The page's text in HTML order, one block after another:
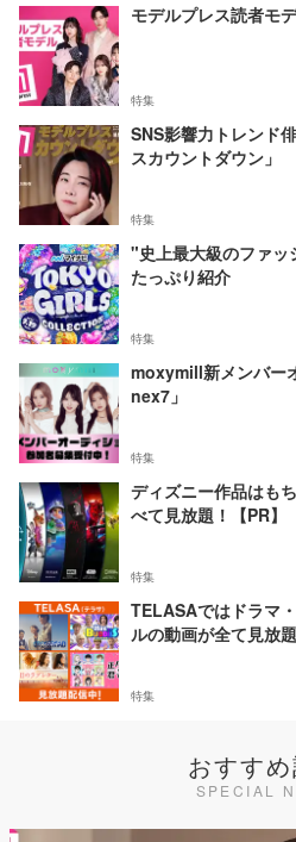
モデルプレス読者モ
特集
SNS影響力トレンド
スカウントダウン」
特集
"史上最大級のファ
たっぷり紹介
特集
moxymill新メンバー
nex7」
特集
ディズニー作品はも
べて見放題！【PR】
特集
TELASAではドラマ
ルの動画が全て見放題
特集
おすす
SPECIAL